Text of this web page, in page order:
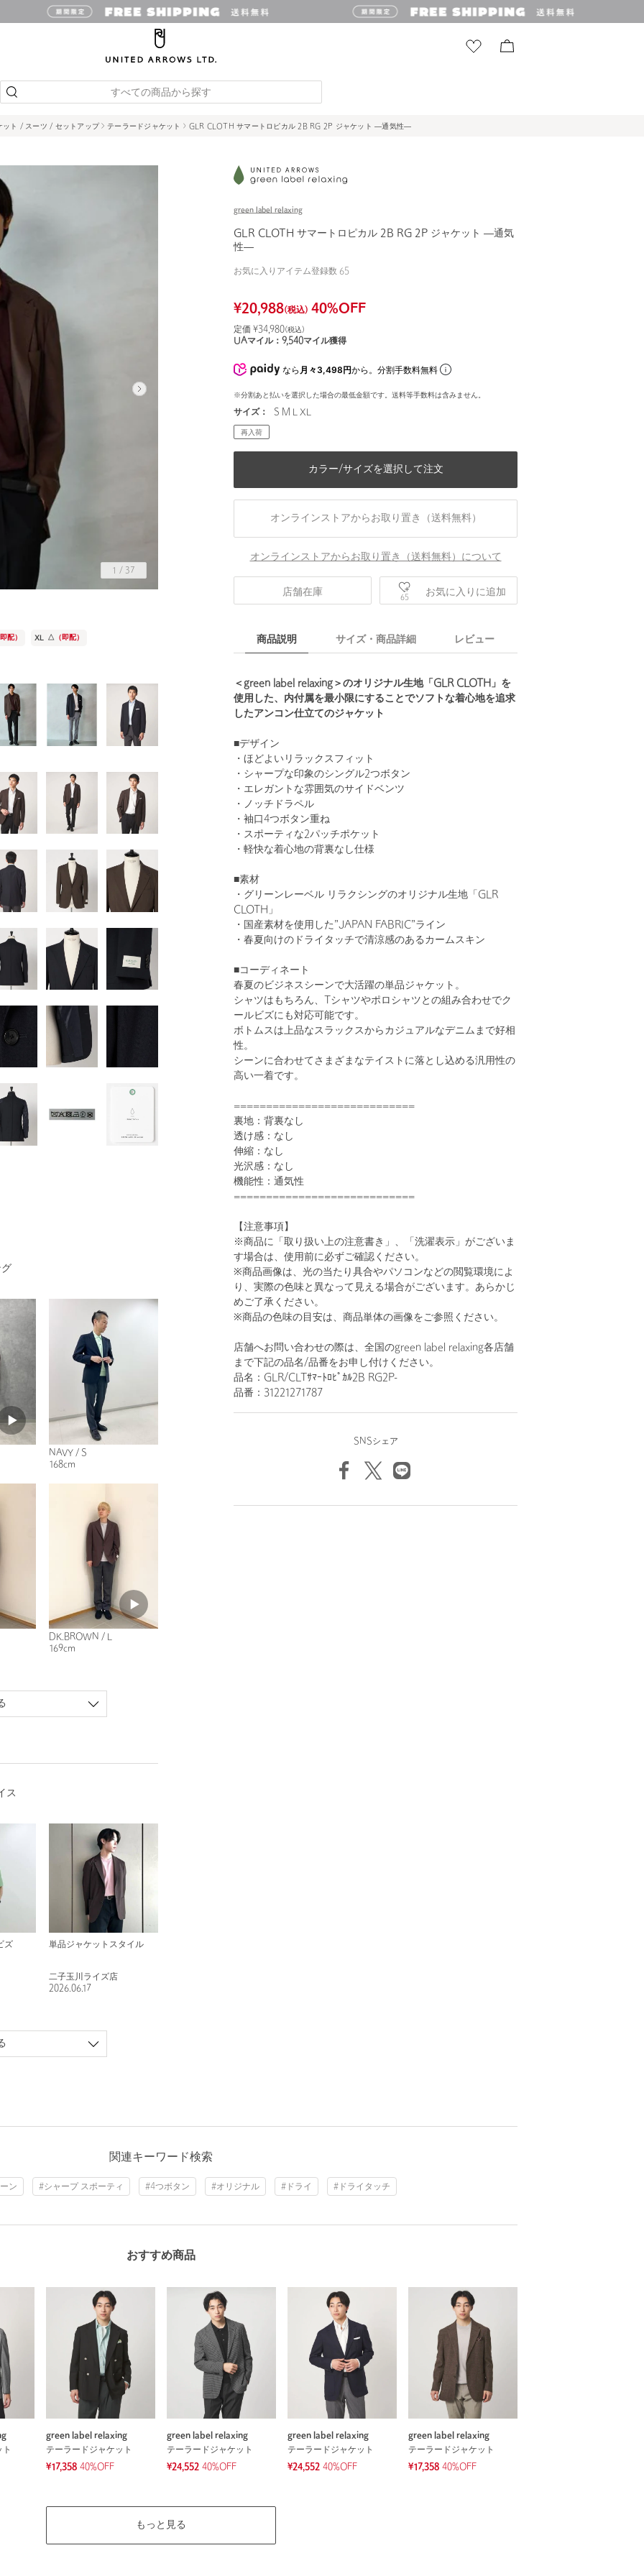
すべての商品から探す
ット / スーツ / セットアップ テーラードジャケット GLR CLOTH サマートロピカル 2B RG 2P ジャケット ―通気性―
身長184 B85 W69 H89 着用サイズ：L 身長184 B85 W69 H89 着用サイズ：L
1 / 37
配） XL △ （即配）
green label relaxing
GLR CLOTH サマートロピカル 2B RG 2P ジャケット ―通気
性―
お気に入りアイテム登録数 65
¥20,988(税込) 40%OFF
定価 ¥34,980(税込)
UAマイル： 9,540マイル獲得
なら 月々3,498円から。分割手数料無料
※分割あと払いを選択した場合の最低金額です。送料等手数料は含みません。
サイズ： S M L XL
再入荷
カラー/サイズを選択して注文
オンラインストアからお取り置き（送料無料）
オンラインストアからお取り置き（送料無料）について
店舗在庫
65 お気に入りに追加
商品説明 サイズ・商品詳細 レビュー
＜green label relaxing＞のオリジナル生地「GLR CLOTH」を
使用した、内付属を最小限にすることでソフトな着心地を追求
したアンコン仕立てのジャケット
■デザイン
・ほどよいリラックスフィット
・シャープな印象のシングル2つボタン
・エレガントな雰囲気のサイドベンツ
・ノッチドラペル
・袖口4つボタン重ね
・スポーティな2パッチポケット
・軽快な着心地の背裏なし仕様
■素材
・グリーンレーベル リラクシングのオリジナル生地「GLR
CLOTH」
・国産素材を使用した”JAPAN FABRIC”ライン
・春夏向けのドライタッチで清涼感のあるカームスキン
■コーディネート
春夏のビジネスシーンで大活躍の単品ジャケット。
シャツはもちろん、Tシャツやポロシャツとの組み合わせでク
ールビズにも対応可能です。
ボトムスは上品なスラックスからカジュアルなデニムまで好相
性。
シーンに合わせてさまざまなテイストに落とし込める汎用性の
高い一着です。
============================
裏地：背裏なし
透け感：なし
伸縮：なし
光沢感：なし
機能性：通気性
============================
【注意事項】
※商品に「取り扱い上の注意書き」、「洗濯表示」がございま
す場合は、使用前に必ずご確認ください。
※商品画像は、光の当たり具合やパソコンなどの閲覧環境によ
り、実際の色味と異なって見える場合がございます。あらかじ
めご了承ください。
※商品の色味の目安は、商品単体の画像をご参照ください。
店舗へお問い合わせの際は、全国のgreen label relaxing各店舗
まで下記の品名/品番をお申し付けください。
品名：GLR/CLTｻﾏｰﾄﾛﾋﾟｶﾙ2B RG2P-
品番：31221271787
SNSシェア
NAVY / S
168cm
DK.BROWN / L
169cm
ス
ズ 単品ジャケットスタイル
二子玉川ライズ店
2026.06.17
関連キーワード検索
ン #シャープ スポーティ #4つボタン #オリジナル #ドライ #ドライタッチ
おすすめ商品
green label relaxing
テーラードジャケット
¥17,358 40%OFF
green label relaxing
テーラードジャケット
¥24,552 40%OFF
green label relaxing
テーラードジャケット
¥24,552 40%OFF
green label relaxing
テーラードジャケット
¥17,358 40%OFF
もっと見る